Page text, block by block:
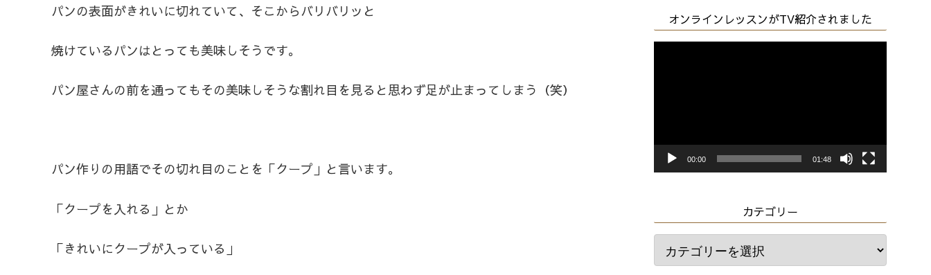
パンの表面がきれいに切れていて、そこからバリバリッと
焼けているパンはとっても美味しそうです。
パン屋さんの前を通ってもその美味しそうな割れ目を見ると思わず足が止まってしまう（笑）
パン作りの用語でその切れ目のことを「クープ」と言います。
「クープを入れる」とか
「きれいにクープが入っている」
オンラインレッスンがTV紹介されました
ー
00:00 01:48
カテゴリー